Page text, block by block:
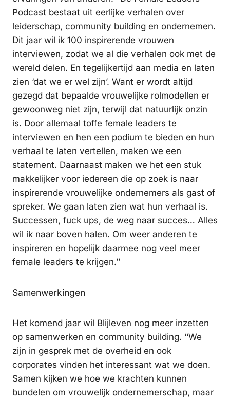
Podcast bestaat uit eerlijke verhalen over
leiderschap, community building en ondernemen.
Dit jaar wil ik 100 inspirerende vrouwen
interviewen, zodat we al die verhalen ook met de
wereld delen. En tegelijkertijd aan media en laten
zien ‘dat we er wel zijn’. Want er wordt altijd
gezegd dat bepaalde vrouwelijke rolmodellen er
gewoonweg niet zijn, terwijl dat natuurlijk onzin
is. Door allemaal toffe female leaders te
interviewen en hen een podium te bieden en hun
verhaal te laten vertellen, maken we een
statement. Daarnaast maken we het een stuk
makkelijker voor iedereen die op zoek is naar
inspirerende vrouwelijke ondernemers als gast of
spreker. We gaan laten zien wat hun verhaal is.
Successen, fuck ups, de weg naar succes… Alles
wil ik naar boven halen. Om weer anderen te
inspireren en hopelijk daarmee nog veel meer
female leaders te krijgen.’’
Samenwerkingen
Het komend jaar wil Blijleven nog meer inzetten
op samenwerken en community building. ‘‘We
zijn in gesprek met de overheid en ook
corporates vinden het interessant wat we doen.
Samen kijken we hoe we krachten kunnen
bundelen om vrouwelijk ondernemerschap, maar